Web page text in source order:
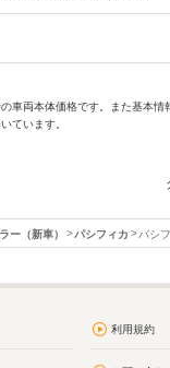
車両本体価格です。また基本情
ています。
ー（新車） パシフィカ パシ
利用規約